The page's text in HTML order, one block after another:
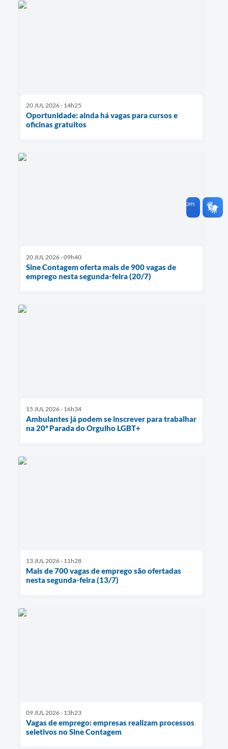
20 JUL 2026 - 14h25
Oportunidade: ainda há vagas para cursos e
oficinas gratuitos
20 JUL 2026 - 09h40
Sine Contagem oferta mais de 900 vagas de
emprego nesta segunda-feira (20/7)
15 JUL 2026 - 16h34
Ambulantes já podem se inscrever para trabalhar
na 20ª Parada do Orgulho LGBT+
13 JUL 2026 - 11h28
Mais de 700 vagas de emprego são ofertadas
nesta segunda-feira (13/7)
09 JUL 2026 - 13h23
Vagas de emprego: empresas realizam processos
seletivos no Sine Contagem